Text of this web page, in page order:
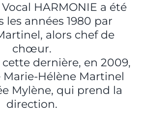
Vocal HARMONIE a été
les années 1980 par
alors chef de
chœur.
dernière, en 2009,
Marie-Hélène Martinel
Mylène, qui prend la
direction.